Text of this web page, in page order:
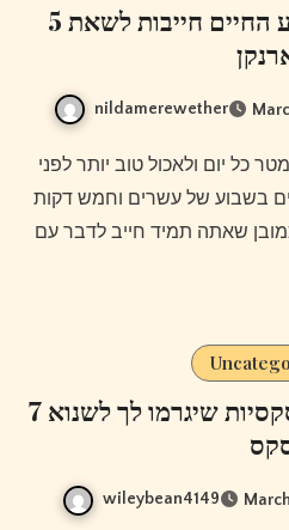
5 דברים שנשים באמצע החיים חייבות לשאת
nildamerewether
בשבוע של עשרים וחמש דקות
7 תוכניות משחק יפניות סקסיות שיגרמו לך לשנוא
wileybean4149